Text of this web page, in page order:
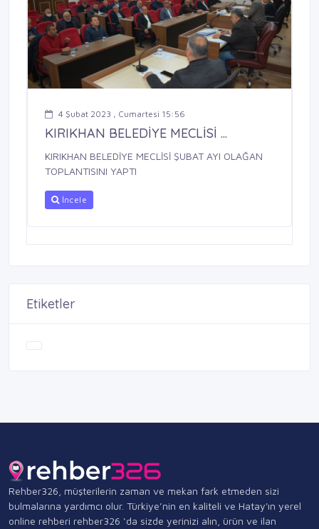
4 Şubat 2023 , Cumartesi 15:56
KIRIKHAN BELEDİYE MECLİSİ ...
KIRIKHAN BELEDİYE MECLİSİ ŞUBAT AYI OLAĞAN
TOPLANTISINI YAPTI
İncele
Etiketler
Rehber326, müşterilerin zaman ve mekan fark etmeden sizi
bulmalarına yardımcı olur. Türkiye’nin en kaliteli ve Hatay'ın yerel
online rehberi rehber326 ‘da sizde yerinizi alın, ürün ve ilan